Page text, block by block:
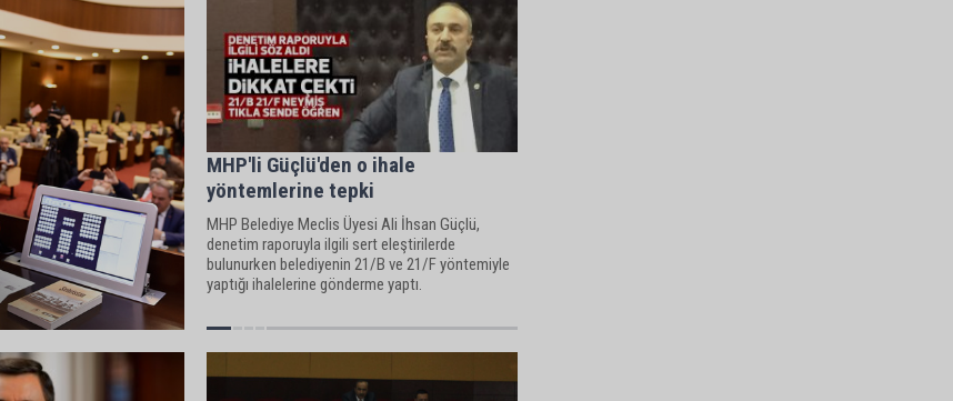
MHP'li Güçlü'den o ihale
yöntemlerine tepki
MHP Belediye Meclis Üyesi Ali İhsan Güçlü,
denetim raporuyla ilgili sert eleştirilerde
bulunurken belediyenin 21/B ve 21/F yöntemiyle
yaptığı ihalelerine gönderme yaptı.